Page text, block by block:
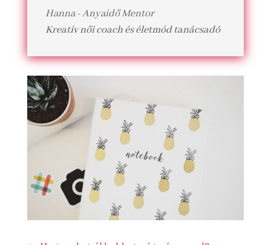
Hanna - Anyaidő Mentor
Kreatív női coach és életmód tanácsadó